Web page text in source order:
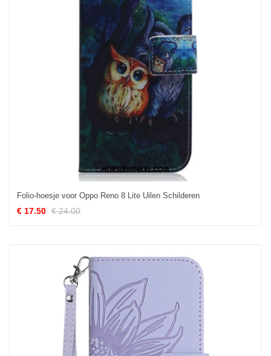
Folio-hoesje voor Oppo Reno 8 Lite Uilen Schilderen
€ 17.50 € 24.00